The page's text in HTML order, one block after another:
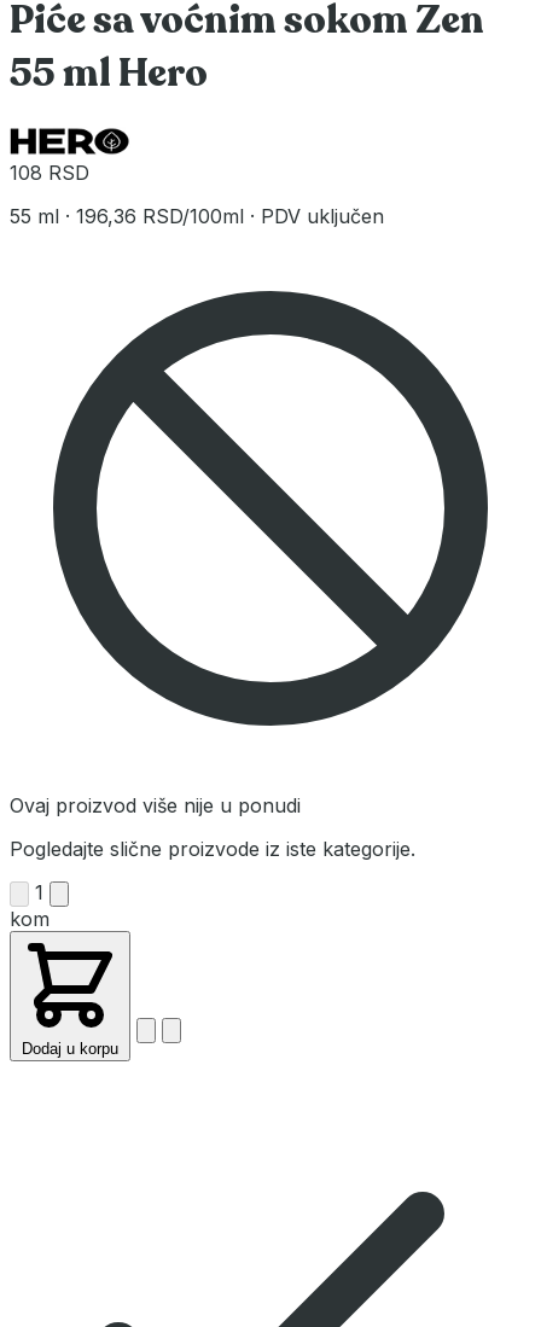
Piće sa voćnim sokom Zen
55 ml Hero
108 RSD
55 ml · 196,36 RSD/100ml · PDV uključen
Ovaj proizvod više nije u ponudi
Pogledajte slične proizvode iz iste kategorije.
1
kom
Dodaj u korpu